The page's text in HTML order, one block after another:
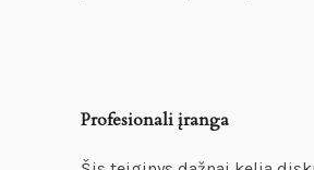
Profesionali įranga